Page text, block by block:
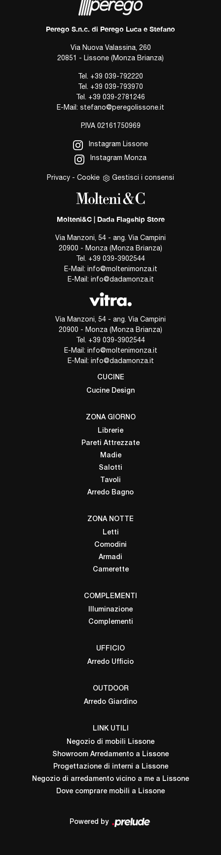
Perego S.n.c. di Perego Luca e Stefano
Via Nuova Valassina, 260
20851 - Lissone (Monza Brianza)
Tel. +39 039-792220
Tel. +39 039-793970
Tel. +39 039-2781246
E-Mail: stefano@peregolissone.it
P.IVA 02161750969
Instagram Lissone
Instagram Monza
Privacy - Cookie Gestisci i consensi
Molteni&C | Dada Flagship Store
Via Manzoni, 54 - ang. Via Campini
20900 - Monza (Monza Brianza)
Tel. +39 039-3902544
E-Mail: info@moltenimonza.it
E-Mail: info@dadamonza.it
Via Manzoni, 54 - ang. Via Campini
20900 - Monza (Monza Brianza)
Tel. +39 039-3902544
E-Mail: info@moltenimonza.it
E-Mail: info@dadamonza.it
CUCINE
Cucine Design
ZONA GIORNO
Librerie
Pareti Attrezzate
Madie
Salotti
Tavoli
Arredo Bagno
ZONA NOTTE
Letti
Comodini
Armadi
Camerette
COMPLEMENTI
Illuminazione
Complementi
UFFICIO
Arredo Ufficio
OUTDOOR
Arredo Giardino
LINK UTILI
Negozio di mobili Lissone
Showroom Arredamento a Lissone
Progettazione di interni a Lissone
Negozio di arredamento vicino a me a Lissone
Dove comprare mobili a Lissone
Powered by